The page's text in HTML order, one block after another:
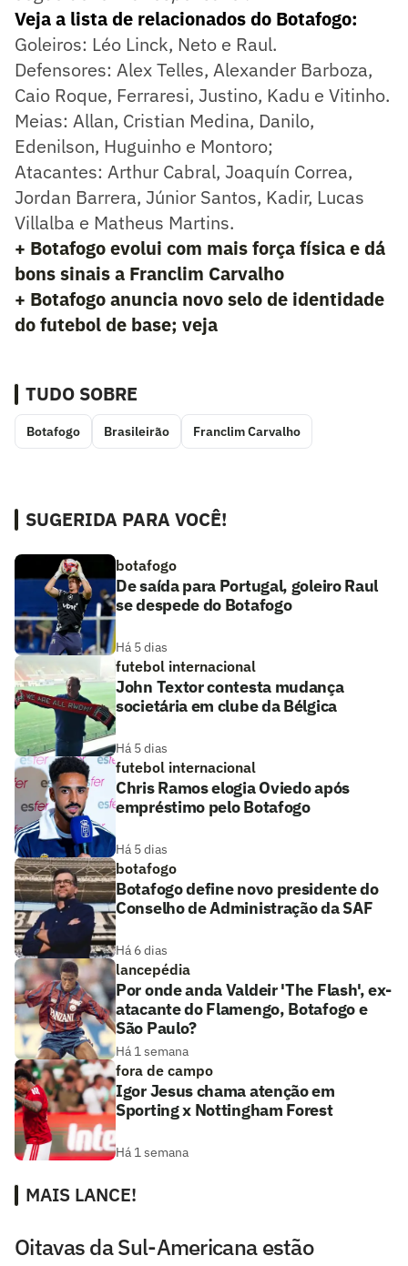
Veja a lista de relacionados do Botafogo:
Goleiros: Léo Linck, Neto e Raul.
Defensores: Alex Telles, Alexander Barboza,
Caio Roque, Ferraresi, Justino, Kadu e Vitinho.
Meias: Allan, Cristian Medina, Danilo,
Edenilson, Huguinho e Montoro;
Atacantes: Arthur Cabral, Joaquín Correa,
Jordan Barrera, Júnior Santos, Kadir, Lucas
Villalba e Matheus Martins.
+ Botafogo evolui com mais força física e dá
bons sinais a Franclim Carvalho
+ Botafogo anuncia novo selo de identidade
do futebol de base; veja
TUDO SOBRE
Botafogo Brasileirão Franclim Carvalho
SUGERIDA PARA VOCÊ!
botafogo
De saída para Portugal, goleiro Raul
se despede do Botafogo
Há 5 dias
futebol internacional
John Textor contesta mudança
societária em clube da Bélgica
Há 5 dias
futebol internacional
Chris Ramos elogia Oviedo após
empréstimo pelo Botafogo
Há 5 dias
botafogo
Botafogo define novo presidente do
Conselho de Administração da SAF
Há 6 dias
lancepédia
Por onde anda Valdeir 'The Flash', ex-
atacante do Flamengo, Botafogo e
São Paulo?
Há 1 semana
fora de campo
Igor Jesus chama atenção em
Sporting x Nottingham Forest
Há 1 semana
MAIS LANCE!
Oitavas da Sul-Americana estão